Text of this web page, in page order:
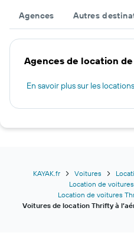
Agences Autres
Agences de location
En savoir plus sur les
KAYAK.fr Voitures
Location de
Location de voitures
Voitures de location Thrifty à